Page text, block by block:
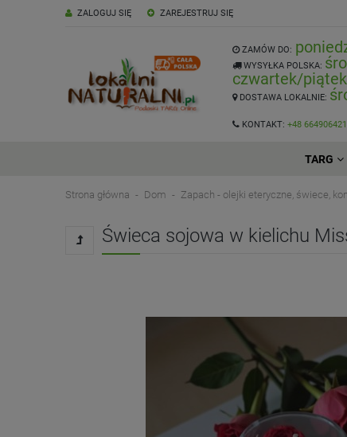
ZAREJESTRUJ SIĘ
ZALOGUJ SIĘ
ZAMÓW DO:
WYSYŁKA POLSKA:
czwartek/piątek
DOSTAWA LOKALNIE:
KONTAKT: +48 664906421
TARG
Strona główna Dom Zapach - olejki eteryczne, świece,
Świeca sojowa w kielichu